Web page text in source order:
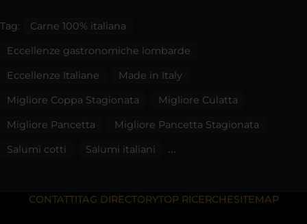
Tag:
Carne 100% italiana
Eccellenze gastronomiche lombarde
Eccellenze Italiane
Made in Italy
Migliore Coppa Stagionata
Migliore Culatta
Migliore Pancetta
Migliore Pancetta Stagionata
Salumi cotti
Salumi italiani ...
CONTATTITAG DIRECTORYTOP RICERCHESITEMAP